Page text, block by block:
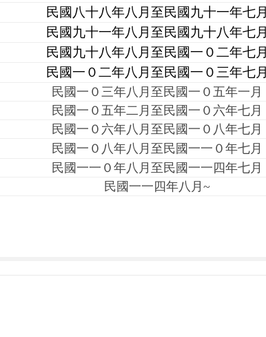
民國八十八年八月至民國九十一年七月
民國九十一年八月至民國九十八年七月
民國九十八年八月至民國一０二年七月
民國一０二年八月至民國一０三年七月
民國一０三年八月至民國一０五年一月
民國一０五年二月至民國一０六年七月
民國一０六年八月至民國一０八年七月
民國一０八年八月至民國一一 ０ 年七月
民國一一 ０ 年八月 至民國一一四年七月
民國一一 四年八月~